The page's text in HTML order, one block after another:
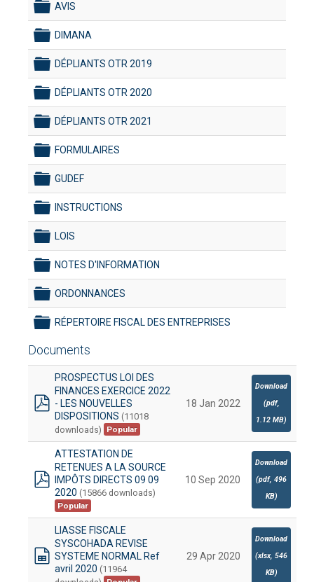
folder
AVIS
folder
DIMANA
folder
DÉPLIANTS OTR 2019
folder
DÉPLIANTS OTR 2020
folder
DÉPLIANTS OTR 2021
folder
FORMULAIRES
folder
GUDEF
folder
INSTRUCTIONS
folder
LOIS
folder
NOTES D'INFORMATION
folder
ORDONNANCES
RÉPERTOIRE FISCAL DES ENTREPRISES
Documents
pdf
PROSPECTUS LOI DES
FINANCES EXERCICE 2022
- LES NOUVELLES
DISPOSITIONS (11018
downloads)
Popular
18 Jan 2022
Download
(pdf,
1.12 MB)
pdf
ATTESTATION DE
RETENUES A LA SOURCE
IMPÔTS DIRECTS 09 09
2020 (15866 downloads)
Popular
10 Sep 2020
Download
(pdf, 496
KB)
spreadsheet
LIASSE FISCALE
SYSCOHADA REVISE
SYSTEME NORMAL Ref
avril 2020 (11964
29 Apr 2020
Download
(xlsx, 546
KB)